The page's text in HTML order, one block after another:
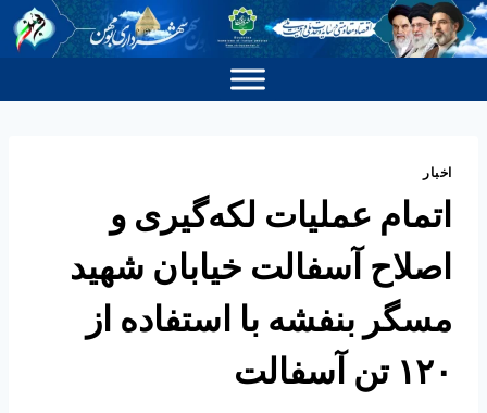
اخبار
اتمام عملیات لکه‌گیری و
اصلاح آسفالت خیابان شهید
مسگر بنفشه با استفاده از
۱۲۰ تن آسفالت